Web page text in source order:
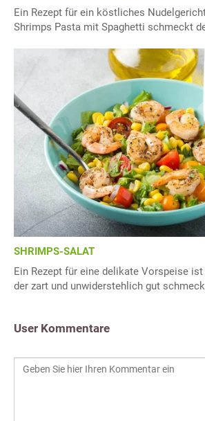
Ein Rezept für ein köstliches
Shrimps Pasta mit Spaghetti schmeckt
SHRIMPS-SALAT
Ein Rezept für eine delikate Vorspeise
der zart und unwiderstehlich gut
User Kommentare